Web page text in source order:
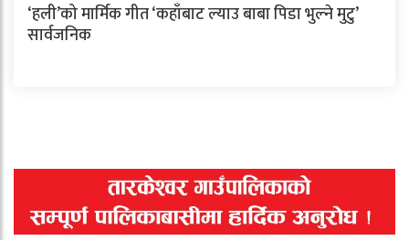
‘हली’को मार्मिक गीत ‘कहाँबाट ल्याउ बाबा पिडा भुल्ने मुटु’
सार्वजनिक